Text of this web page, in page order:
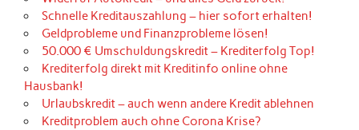
Schnelle Kreditauszahlung – hier sofort erhalten!
Geldprobleme und Finanzprobleme lösen!
50.000 € Umschuldungskredit – Krediterfolg Top!
Krediterfolg direkt mit Kreditinfo online ohne
Hausbank!
Urlaubskredit – auch wenn andere Kredit ablehnen
Kreditproblem auch ohne Corona Krise?